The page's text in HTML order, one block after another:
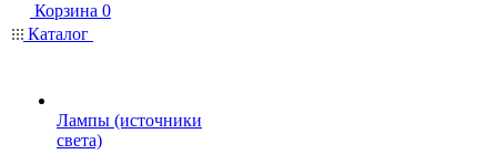
Корзина 0
Каталог
Лампы (источники
света)